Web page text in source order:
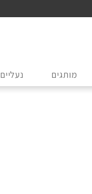
מותגים נעליים